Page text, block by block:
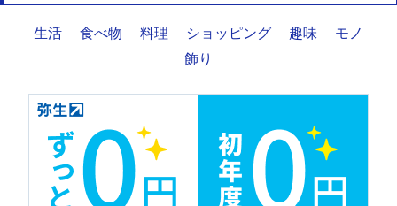
生活 食べ物 料理 ショッピング 趣味
モノ
飾り